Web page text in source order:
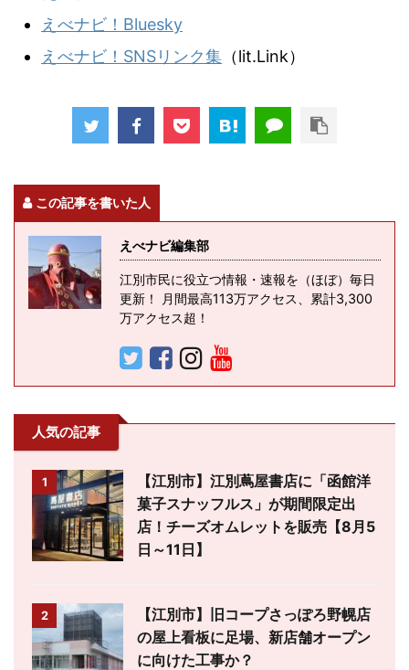
えべナビ！Bluesky
えべナビ！SNSリンク集 （lit.Link）
この記事を書いた人
えべナビ編集部
江別市民に役立つ情報・速報を（ほぼ）毎日
更新！ 月間最高113万アクセス、累計3,300
万アクセス超！
人気の記事
1
【江別市】江別蔦屋書店に「函館洋
菓子スナッフルス」が期間限定出
店！チーズオムレットを販売【8月5
日～11日】
2
【江別市】旧コープさっぽろ野幌店
の屋上看板に足場、新店舗オープン
に向けた工事か？